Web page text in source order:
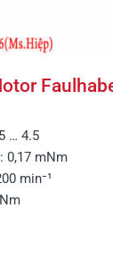
… 4.5
0,17 mNm
min⁻¹